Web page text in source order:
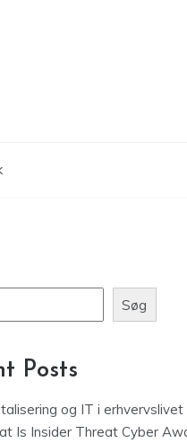
Søg
Posts
og IT i erhvervslivet
Is Insider Threat Cyber